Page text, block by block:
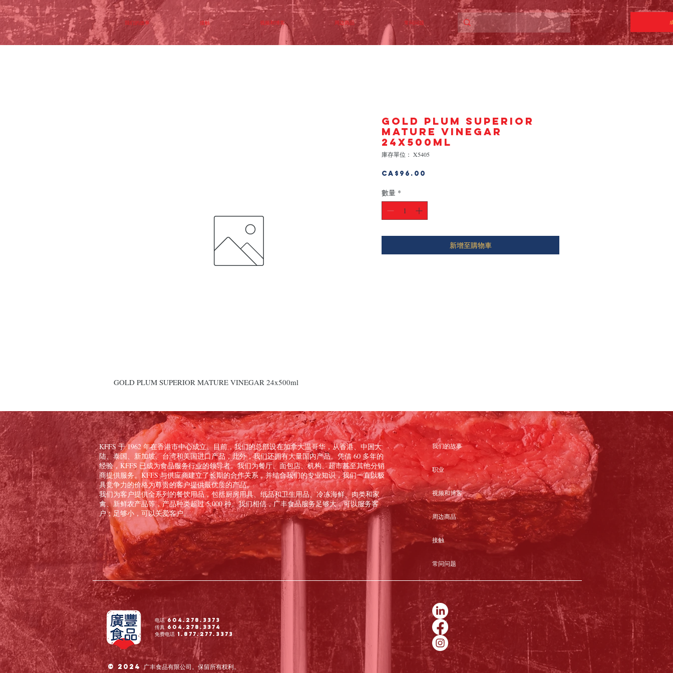
我们的故事 接触 视频和博客 周边商品 常问问题
GOLD PLUM SUPERIOR MATURE VINEGAR 24x500ml
GOLD PLUM SUPERIOR
MATURE VINEGAR
24x500ml
庫存單位： X5405
CA$96.00
數量 *
新增至購物車
KFFS 于 1962 年在香港市中心成立。目前，我们的总部设在加拿大温哥华，从香港、中国大
陆、泰国、新加坡、台湾和美国进口产品，此外，我们还拥有大量国内产品。凭借 60 多年的
经验，KFFS 已成为食品服务行业的领导者。我们为餐厅、面包店、机构、超市甚至其他分销
商提供服务。KFFS 与供应商建立了长期的合作关系，并结合我们的专业知识，我们一直以极
具竞争力的价格为尊贵的客户提供最优质的产品。
我们为客户提供全系列的餐饮用品，包括厨房用具、纸品和卫生用品、冷冻海鲜、肉类和家
禽、新鲜农产品等，产品种类超过 5,000 种。我们相信，广丰食品服务足够大，可以服务客
户；足够小，可以关爱客户。
我们的故事
职业
视频和博客
周边商品
接触
常问问题
电话 604.278.3373
传真 604.278.3374
免费电话 1.877.277.3373
© 2024 广丰食品有限公司。保留所有权利。